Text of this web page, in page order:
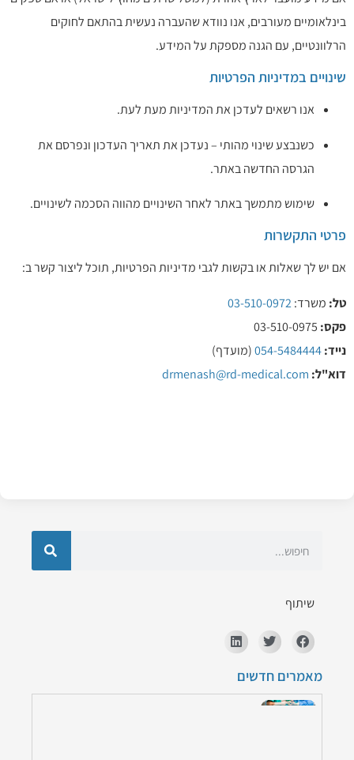
שיתוף
מאמרים חדשים
בינלאומיים מעורבים, אנו נוודא שהעברה נעשית בהתאם לחוקים
הרלוונטיים, עם הגנה מספקת על המידע.
שינויים במדיניות הפרטיות
אנו רשאים לעדכן את המדיניות מעת לעת.
כשנבצע שינוי מהותי – נעדכן את תאריך העדכון ונפרסם את
הגרסה החדשה באתר.
שימוש מתמשך באתר לאחר השינויים מהווה הסכמה לשינויים.
פרטי התקשרות
אם יש לך שאלות או בקשות לגבי מדיניות הפרטיות, תוכל ליצור קשר ב:
טל: משרד:03-510-0972
פקס:
נייד:054-5484444(מועדף)
דוא"ל: drmenash@rd-medical.com